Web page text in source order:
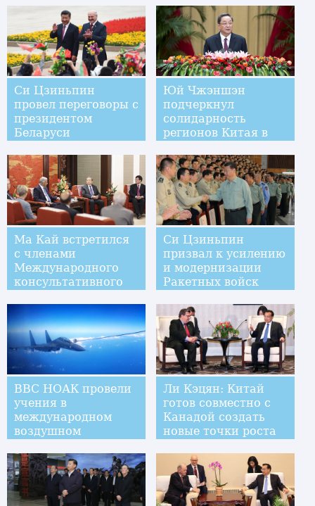
Си Цзиньпин
провел переговоры с
президентом
Беларуси
Юй Чжэншэн
подчеркнул
солидарность
регионов Китая в
Национального
праздника
Ма Кай встретился
с членами
Международного
консультативного
Си Цзиньпин
призвал к усилению
и модернизации
Ракетных войск
ВВС НОАК провели
учения в
международном
воздушном
Тихим океаном
Ли Кэцян: Китай
готов совместно с
Канадой создать
новые точки роста
сотрудничества